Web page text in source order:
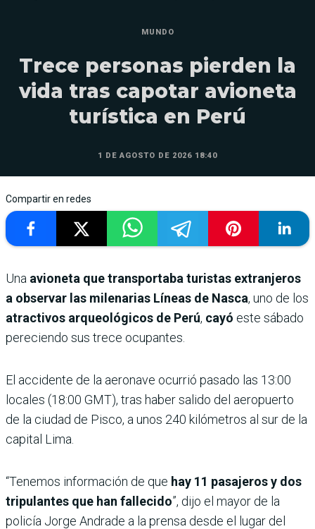
MUNDO
Trece personas pierden la
vida tras capotar avioneta
turística en Perú
1 DE AGOSTO DE 2026 18:40
Compartir en redes
Una avioneta que transportaba turistas extranjeros
a observar las milenarias Líneas de Nasca, uno de los
atractivos arqueológicos de Perú, cayó este sábado
pereciendo sus trece ocupantes.
El accidente de la aeronave ocurrió pasado las 13:00
locales (18:00 GMT), tras haber salido del aeropuerto
de la ciudad de Pisco, a unos 240 kilómetros al sur de la
capital Lima.
“Tenemos información de que hay 11 pasajeros y dos
tripulantes que han fallecido”, dijo el mayor de la
policía Jorge Andrade a la prensa desde el lugar del